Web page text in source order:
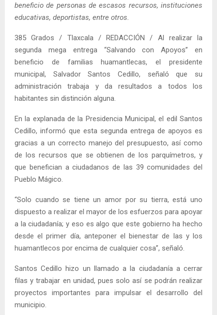
beneficio de personas de escasos recursos, instituciones
educativas, deportistas, entre otros.
385 Grados / Tlaxcala / REDACCIÓN / Al realizar la
segunda mega entrega “Salvando con Apoyos” en
beneficio de familias huamantlecas, el presidente
municipal, Salvador Santos Cedillo, señaló que su
administración trabaja y da resultados a todos los
habitantes sin distinción alguna.
En la explanada de la Presidencia Municipal, el edil Santos
Cedillo, informó que esta segunda entrega de apoyos es
gracias a un correcto manejo del presupuesto, así como
de los recursos que se obtienen de los parquímetros, y
que benefician a ciudadanos de las 39 comunidades del
Pueblo Mágico.
“Solo cuando se tiene un amor por su tierra, está uno
dispuesto a realizar el mayor de los esfuerzos para apoyar
a la ciudadanía; y eso es algo que este gobierno ha hecho
desde el primer día, anteponer el bienestar de las y los
huamantlecos por encima de cualquier cosa”, señaló.
Santos Cedillo hizo un llamado a la ciudadanía a cerrar
filas y trabajar en unidad, pues solo así se podrán realizar
proyectos importantes para impulsar el desarrollo del
municipio.